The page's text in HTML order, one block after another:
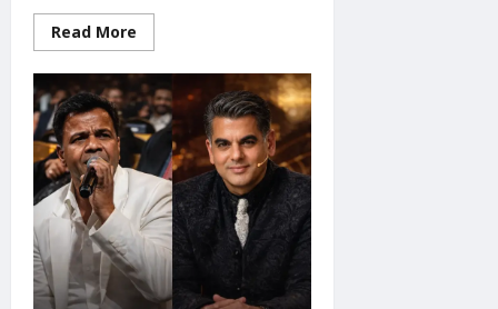
2026
Read More
more
Meerut
School
Bus
Accident
:
मेरठ
स्कूल
बस
हादसा:
35
बच्चों
से
भरी
बस
खाई